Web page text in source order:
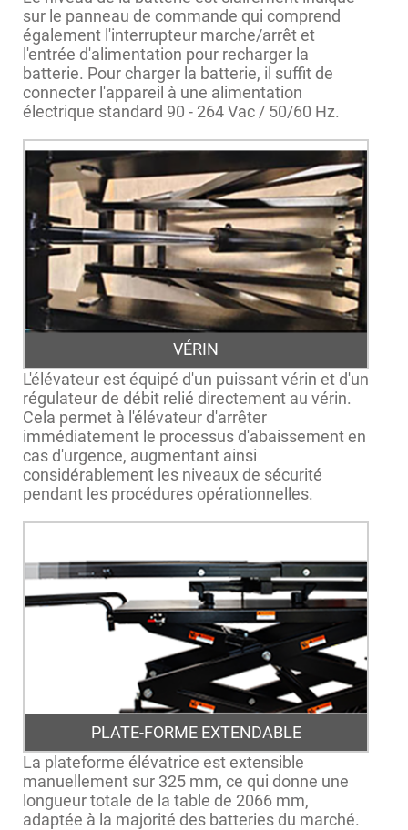
sur le panneau de commande qui comprend
également l'interrupteur marche/arrêt et
l'entrée d'alimentation pour recharger la
batterie. Pour charger la batterie, il suffit de
connecter l'appareil à une alimentation
électrique standard 90 - 264 Vac / 50/60 Hz.
VÉRIN
L'élévateur est équipé d'un puissant vérin et d'un
régulateur de débit relié directement au vérin.
Cela permet à l'élévateur d'arrêter
immédiatement le processus d'abaissement en
cas d'urgence, augmentant ainsi
considérablement les niveaux de sécurité
pendant les procédures opérationnelles.
PLATE-FORME EXTENDABLE
La plateforme élévatrice est extensible
manuellement sur 325 mm, ce qui donne une
longueur totale de la table de 2066 mm,
adaptée à la majorité des batteries du marché.